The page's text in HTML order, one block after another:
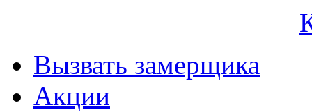
Вызвать замерщика
Акции